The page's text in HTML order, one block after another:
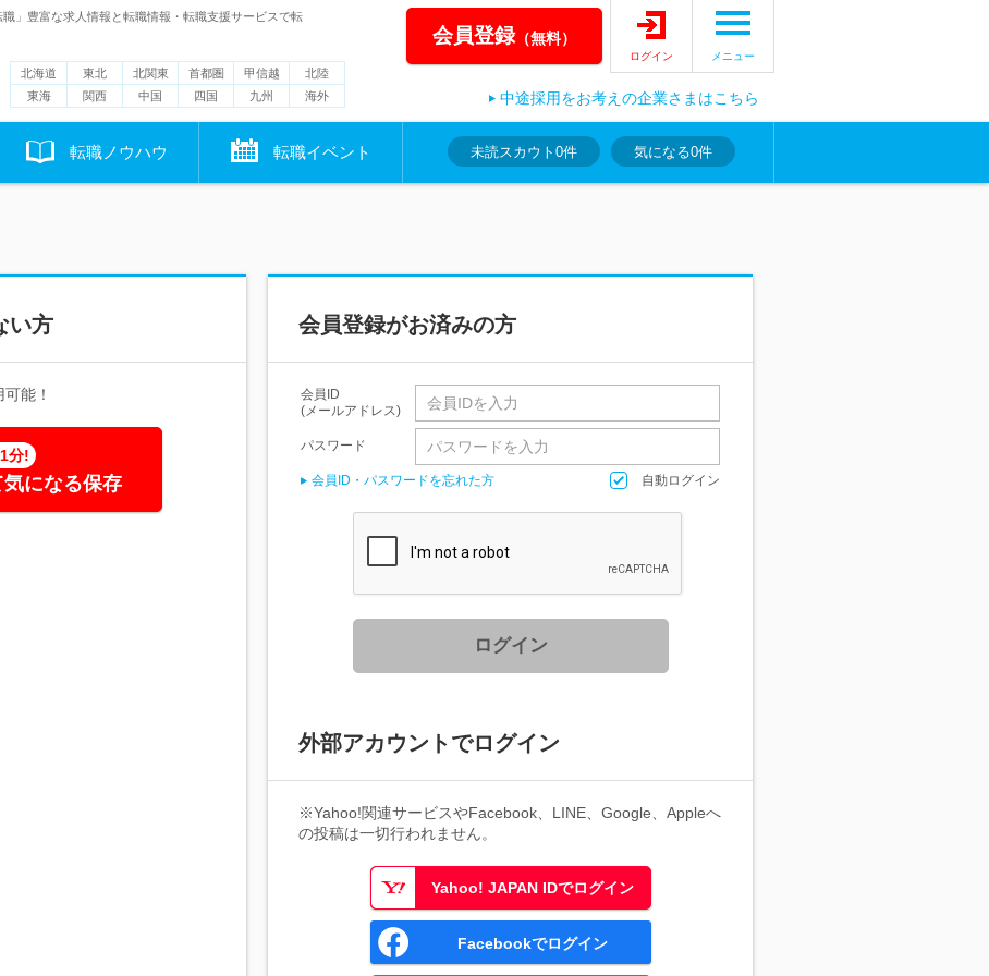
」豊富な求人情報と転職情報・転職支援サービスで転
北海道 東北 北関東 首都圏 甲信越
北陸
東海
関西 中国 四国 九州 海外
会員登録（無料）
ログイン メニュー
中途採用をお考えの企業さまはこちら
転職ノウハウ 転職イベント 未読スカウト 0件 気になる0件
い方
能！
分!
になる保存
会員登録がお済みの方
会員ID
(メールアドレス)
パスワード
会員ID・パスワードを忘れた方 自動ログイン
ログイン
外部アカウントでログイン
※Yahoo!関連サービスやFacebook、LINE、Google、Appleへ
の投稿は一切行われません。
Yahoo! JAPAN IDでログイン
Facebookでログイン